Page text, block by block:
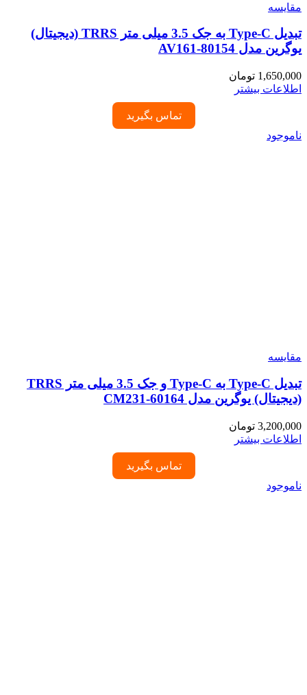
مقایسه
تبدیل Type-C به جک 3.5 میلی متر TRRS (دیجیتال)
یوگرین مدل 80154-AV161
1,650,000 تومان
اطلاعات بیشتر
تماس بگیرید
ناموجود
مقایسه
تبدیل Type-C به Type-C و جک 3.5 میلی‌ متر TRRS
(دیجیتال) یوگرین مدل 60164-CM231
3,200,000 تومان
اطلاعات بیشتر
تماس بگیرید
ناموجود